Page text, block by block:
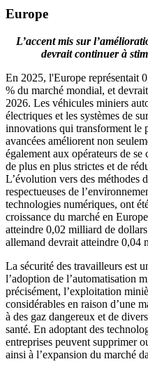
Europe
L’accent mis sur
devrait continuer à
En 2025, l'Europe représentait
% du marché mondial, et
2026. Les véhicules miniers
électriques et les systèmes de
innovations qui transforment le
avancées améliorent non
également aux opérateurs de
de plus en plus strictes et de
L’évolution vers des méthodes
respectueuses de
technologies numériques, ont
croissance du marché en
atteindre 0,02 milliard de
allemand devrait atteindre 0,04
La sécurité des travailleurs est
l’adoption de l’automatisation
précisément, l’exploitation
considérables en raison d’une
à des gaz dangereux et de
santé. En adoptant des
entreprises peuvent supprimer
ainsi à l’expansion du marché